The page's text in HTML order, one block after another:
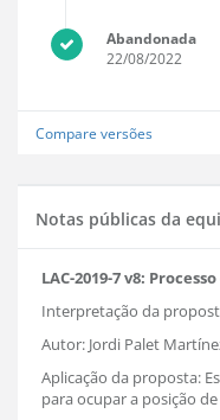
Abandonada
22/08/2022
Compare versões
Notas públicas da
LAC-2019-7 v8:
Interpretação da
Autor: Jordi Palet
Aplicação da proposta:
para ocupar a posição